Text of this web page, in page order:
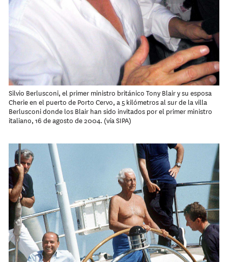
Silvio Berlusconi, el primer ministro británico Tony Blair y su esposa
Cherie en el puerto de Porto Cervo, a 5 kilómetros al sur de la villa
Berlusconi donde los Blair han sido invitados por el primer ministro
italiano, 16 de agosto de 2004. (vía SIPA)